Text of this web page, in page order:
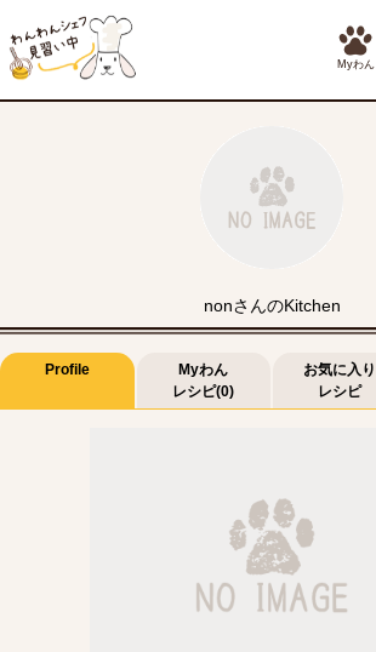
Myわん
nonさんのKitchen
Profile
Myわん
レシピ(0)
お気に入り
レシピ